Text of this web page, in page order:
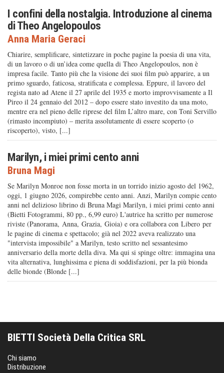
I confini della nostalgia. Introduzione al cinema
di Theo Angelopoulos
Anna Maria Geraci
Chiarire, semplificare, sintetizzare in poche pagine la poesia di una vita,
di un lavoro o di un’idea come quella di Theo Angelopoulos, non è
impresa facile. Tanto più che la visione dei suoi film può apparire, a un
primo sguardo, faticosa, stratificata e complessa. Eppure, il lavoro del
regista nato ad Atene il 27 aprile del 1935 e morto improvvisamente a Il
Pireo il 24 gennaio del 2012 – dopo essere stato investito da una moto,
mentre era nel pieno delle riprese del film L’altro mare, con Toni Servillo
(rimasto incompiuto) – merita assolutamente di essere scoperto (o
riscoperto), visto, [...]
Marilyn, i miei primi cento anni
Bruna Magi
Se Marilyn Monroe non fosse morta in un torrido inizio agosto del 1962,
oggi, 1 giugno 2026, compirebbe cento anni. Anzi, Marilyn compie cento
anni nel delizioso librino di Bruna Magi Marilyn, i miei primi cento anni
(Bietti Fotogrammi, 80 pp., 6,99 euro) L'autrice ha scritto per numerose
riviste (Panorama, Anna, Grazia, Gioia) e ora collabora con Libero per
le pagine di cinema e spettacolo; già nel 2022 aveva realizzato una
"intervista impossibile" a Marilyn, testo scritto nel sessantesimo
anniversario della morte della diva. Ma qui si spinge oltre: immagina una
vita alternativa, lunghissima e piena di soddisfazioni, per la più bionda
delle bionde (Blonde [...]
BIETTI Società Della Critica SRL
Chi siamo
Distribuzione